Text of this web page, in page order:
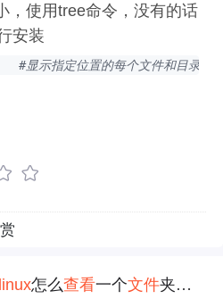
，使用tree命令，没有的话
安装
#显示指定位置的每个文件和目录
linux怎么查看一个文件夹的